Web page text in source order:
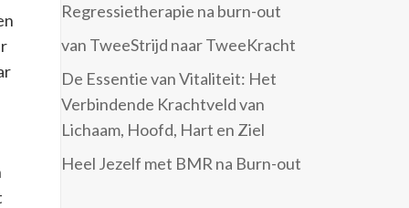
Regressietherapie na burn-out
van TweeStrijd naar TweeKracht
De Essentie van Vitaliteit: Het
Verbindende Krachtveld van
Lichaam, Hoofd, Hart en Ziel
Heel Jezelf met BMR na Burn-out